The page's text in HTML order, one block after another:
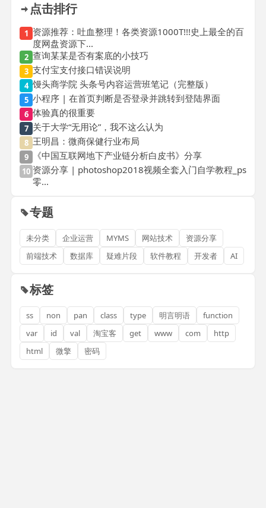
点击排行
1 资源推荐：吐血整理！各类资源1000T!!!史上最全的百
度网盘资源下...
2 查询某某是否有案底的小技巧
3 支付宝支付接口错误说明
4 馒头商学院 头条号内容运营班笔记（完整版）
5 小程序 | 在首页判断是否登录并跳转到登陆界面
6 体验真的很重要
7 关于大学“无用论”，我不这么认为
8 王明昌：微商保健行业布局
9 《中国互联网地下产业链分析白皮书》分享
10 资源分享 | photoshop2018视频全套入门自学教程_ps
零...
专题
未分类 企业运营 MYMS 网站技术
资源分享
前端技术
数据库 疑难片段 软件教程 开发者 AI
标签
ss non pan class type 明言明语
function
var
id val 淘宝客 get www com
http
html
微擎 密码